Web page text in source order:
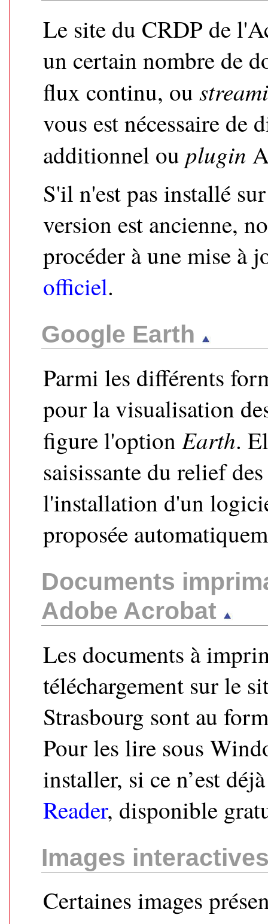
Le site du CRDP de
un certain nombre de
flux continu, ou
vous est nécessaire de
additionnel ou plugin
S'il n'est pas installé
version est ancienne,
procéder à une mise à
officiel.
Google Earth
Parmi les différents
pour la visualisation
figure l'option Earth.
saisissante du relief
l'installation d'un
proposée
Documents
Adobe Acrobat
Les documents à
téléchargement sur le
Strasbourg sont au
Pour les lire sous
installer, si ce n’est
Reader, disponible
Images
Certaines images